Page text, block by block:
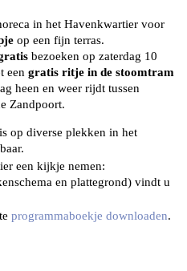
in het Havenkwartier voor
op een fijn terras.
bezoeken op zaterdag 10
een gratis ritje in de stoomtram
heen en weer rijdt tussen
Zandpoort.
op diverse plekken in het
een kijkje nemen:
en plattegrond) vindt u
programmaboekje downloaden.